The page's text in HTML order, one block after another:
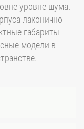
уровне шума.
лаконично
габариты
модели в